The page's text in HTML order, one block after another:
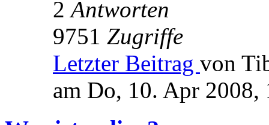
2Antworten
9751 Zugriffe
Letzter Beitrag von
am Do, 10. Apr 2008,